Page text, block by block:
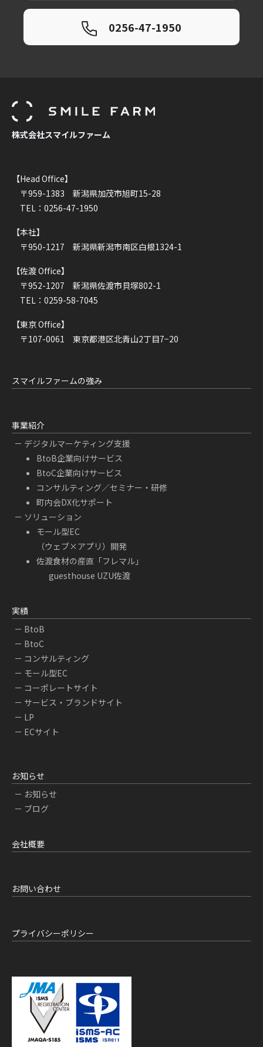
0256-47-1950
株式会社スマイルファーム
【Head Office】
〒959-1383 新潟県加茂市旭町15-28
TEL：0256-47-1950
【本社】
〒950-1217 新潟県新潟市南区白根1324-1
【佐渡 Office】
〒952-1207 新潟県佐渡市貝塚802-1
TEL：0259-58-7045
【東京 Office】
〒107-0061 東京都港区北青山2丁目7−20
スマイルファームの強み
事業紹介
デジタルマーケティング支援
BtoB企業向けサービス
BtoC企業向けサービス
コンサルティング／セミナー・研修
町内会DX化サポート
ソリューション
モール型EC
（ウェブ×アプリ）開発
佐渡食材の産直「フレマル」
guesthouse UZU佐渡
実績
BtoB
BtoC
コンサルティング
モール型EC
コーポレートサイト
サービス・ブランドサイト
LP
ECサイト
お知らせ
お知らせ
ブログ
会社概要
お問い合わせ
プライバシーポリシー